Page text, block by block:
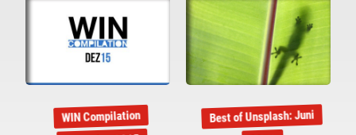
WIN Compilation Best of Unsplash: Juni